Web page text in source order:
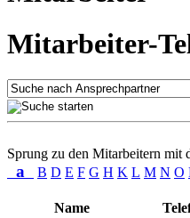
Mitarbeiter-
Sprung zu den Mitarbeitern mit
a B D E F G H K L M N O
Name